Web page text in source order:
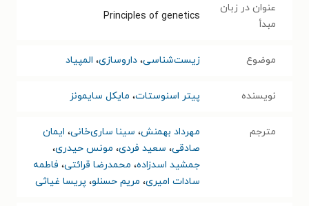
عنوان در زبان
مبدأ
Principles of genetics
موضوع زیست‌شناسی، داروسازی، المپیاد
نویسنده پیتر اسنوستات، مایکل سایمونز
مترجم مهرداد بهمنش، سینا ساری‌خانی، ایمان
صادقی، سعید فردی، مونس حیدری،
جمشید اسدزاده، محمدرضا قرائتی، فاطمه
سادات امیری، مریم حسنلو، پریسا غیاثی